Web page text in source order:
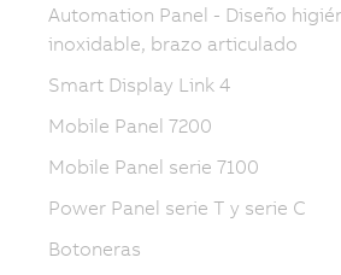
Automation Panel - Diseño
inoxidable, brazo articulado
Smart Display Link 4
Mobile Panel 7200
Mobile Panel serie 7100
Power Panel serie T y serie C
Botoneras